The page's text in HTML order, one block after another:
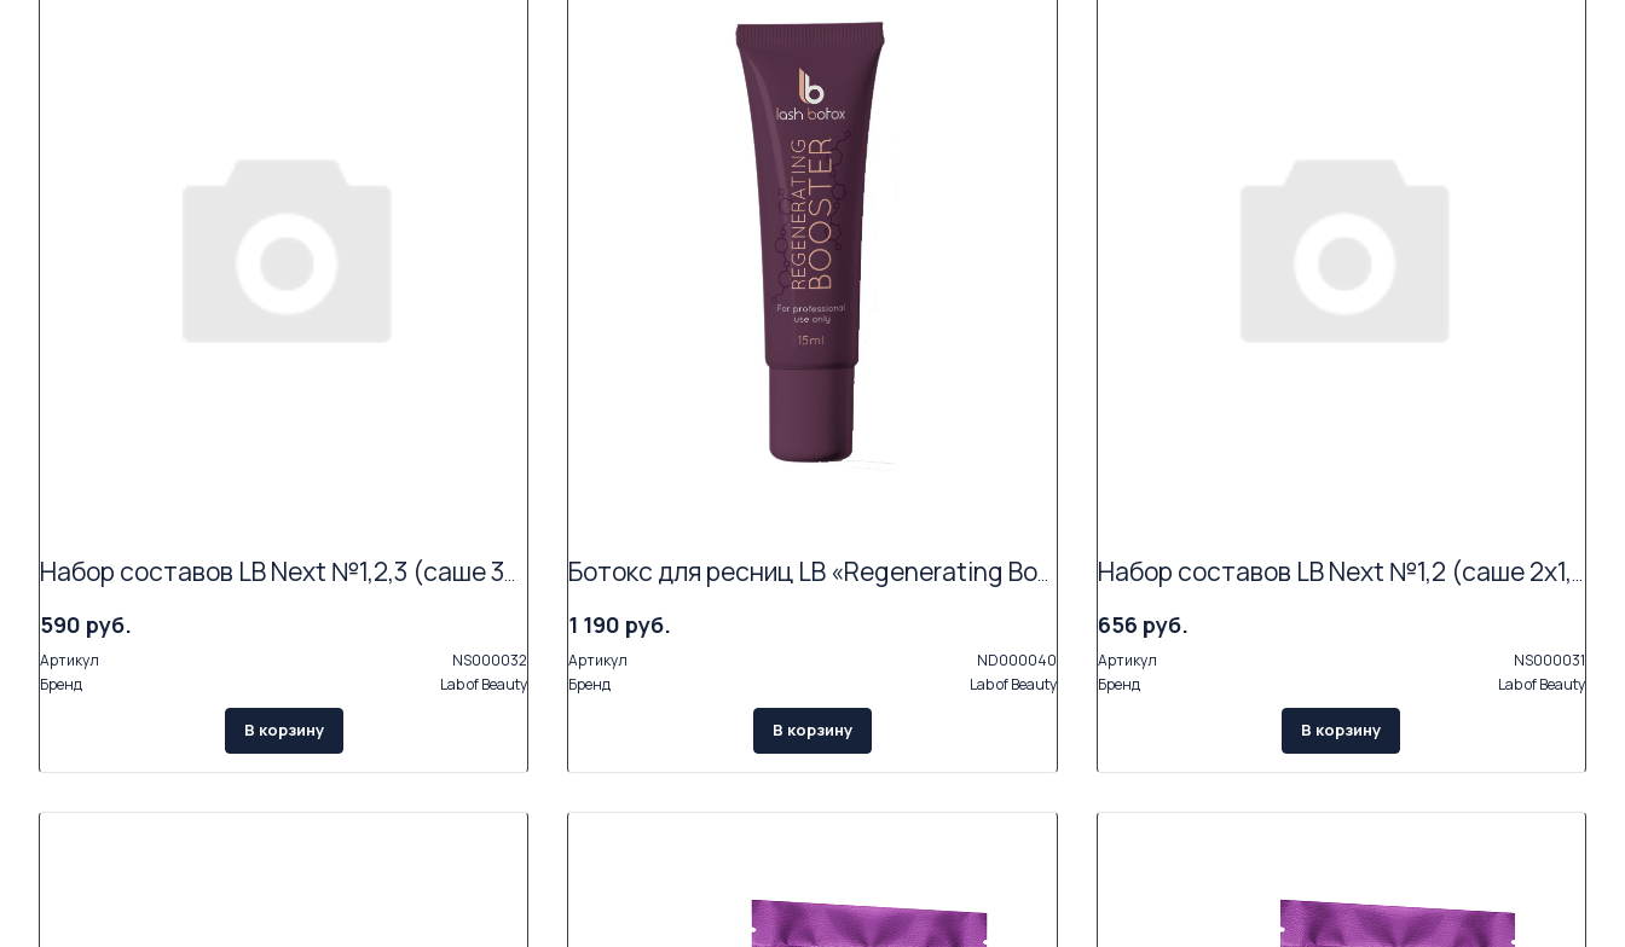
Набор составов LB Next №1,2,3 (саше 3х1,5мл)
590 руб.
Артикул
NS000032
Бренд
Lab of Beauty
В корзину
Ботокс для ресниц LB «Regenerating Booster» (15 мл)
1 190 руб.
Артикул
ND000040
Бренд
Lab of Beauty
В корзину
Набор составов LB Next №1,2 (саше 2х1,5мл)
656 руб.
Артикул
NS000031
Бренд
Lab of Beauty
В корзину